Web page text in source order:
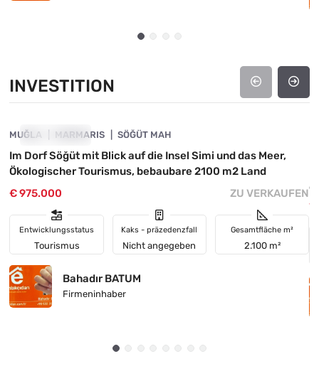
INVESTITION
INVESTITION
MUĞLA MARMARIS SÖĞÜT MAH
Im Dorf Söğüt mit Blick auf die Insel Simi und das Meer,
Ökologischer Tourismus, bebaubare 2100 m2 Land
€ 975.000
ZU VERKAUFEN
Entwicklungsstatus
Tourismus
Kaks - präzedenzfall
Nicht angegeben
Gesamtfläche m²
2.100 m²
Bahadır BATUM
Firmeninhaber
€